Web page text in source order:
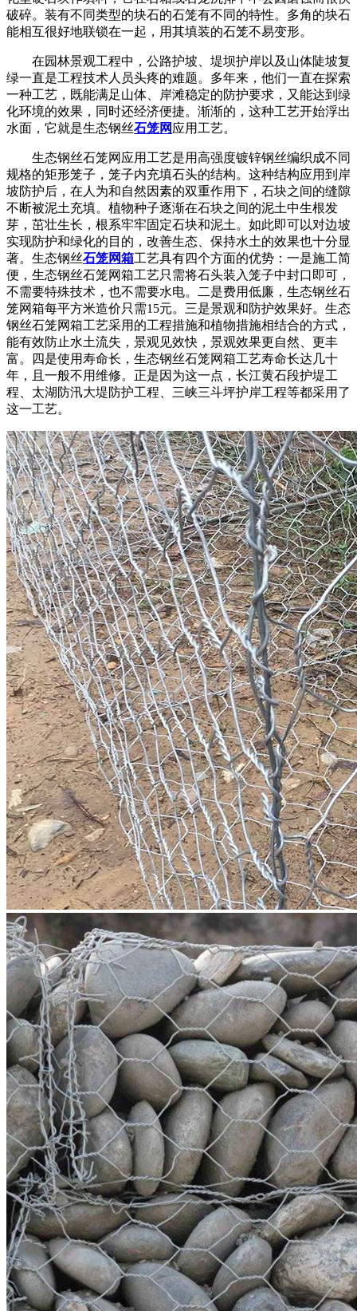
破碎。装有不同类型的块石的石笼有不同的特性。多角的块石
能相互很好地联锁在一起，用其填装的石笼不易变形。
在园林景观工程中，公路护坡、堤坝护岸以及山体陡坡复
绿一直是工程技术人员头疼的难题。多年来，他们一直在探索
一种工艺，既能满足山体、岸滩稳定的防护要求，又能达到绿
化环境的效果，同时还经济便捷。渐渐的，这种工艺开始浮出
水面，它就是生态钢丝石笼网应用工艺。
生态钢丝石笼网应用工艺是用高强度镀锌钢丝编织成不同
规格的矩形笼子，笼子内充填石头的结构。这种结构应用到岸
坡防护后，在人为和自然因素的双重作用下，石块之间的缝隙
不断被泥土充填。植物种子逐渐在石块之间的泥土中生根发
芽，茁壮生长，根系牢牢固定石块和泥土。如此即可以对边坡
实现防护和绿化的目的，改善生态、保持水土的效果也十分显
著。生态钢丝石笼网箱工艺具有四个方面的优势：一是施工简
便，生态钢丝石笼网箱工艺只需将石头装入笼子中封口即可，
不需要特殊技术，也不需要水电。二是费用低廉，生态钢丝石
笼网箱每平方米造价只需15元。三是景观和防护效果好。生态
钢丝石笼网箱工艺采用的工程措施和植物措施相结合的方式，
能有效防止水土流失，景观见效快，景观效果更自然、更丰
富。四是使用寿命长，生态钢丝石笼网箱工艺寿命长达几十
年，且一般不用维修。正是因为这一点，长江黄石段护堤工
程、太湖防汛大堤防护工程、三峡三斗坪护岸工程等都采用了
这一工艺。